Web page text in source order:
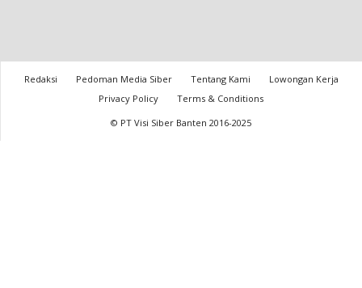
Redaksi Pedoman Media Siber Tentang Kami
Lowongan Kerja
Privacy Policy
Terms & Conditions
© PT Visi Siber Banten 2016-2025